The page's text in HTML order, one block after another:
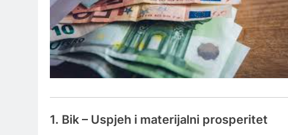
1. Bik – Uspjeh i materijalni prosperitet